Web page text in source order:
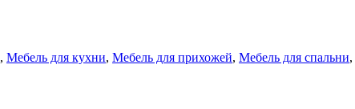
, Мебель для кухни, Мебель для прихожей, Мебель для спальни,